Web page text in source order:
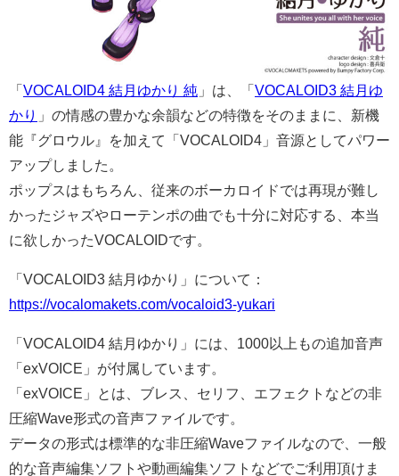
「 VOCALOID4 結月ゆかり 純 」は、「 VOCALOID3 結月ゆ
かり
」の情感の豊かな余韻などの特徴をそのままに、新機
能『グロウル』を加えて「VOCALOID4」音源としてパワー
アップしました。
ポップスはもちろん、従来のボーカロイドでは再現が難し
かったジャズやローテンポの曲でも十分に対応する、本当
に欲しかったVOCALOIDです。
「VOCALOID3 結月ゆかり」について：
https://vocalomakets.com/vocaloid3-yukari
「VOCALOID4 結月ゆかり」には、1000以上もの追加音声
「exVOICE」が付属しています。
「exVOICE」とは、ブレス、セリフ、エフェクトなどの非
圧縮Wave形式の音声ファイルです。
データの形式は標準的な非圧縮Waveファイルなので、一般
的な音声編集ソフトや動画編集ソフトなどでご利用頂けま